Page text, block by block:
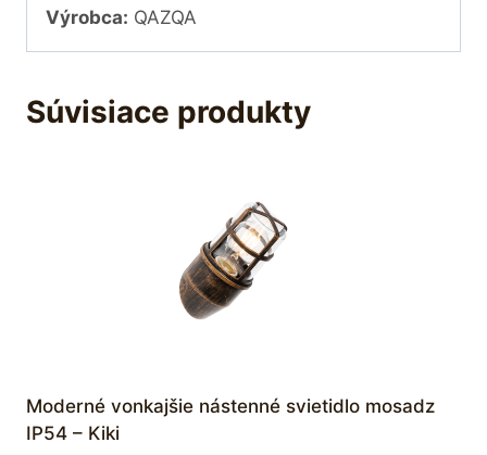
Výrobca: QAZQA
Súvisiace produkty
Moderné vonkajšie nástenné svietidlo mosadz
IP54 – Kiki